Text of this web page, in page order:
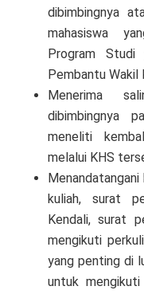
dibimbingnya
mahasiswa
Program Studi
Pembantu Wakil
Menerima
dibimbingnya
meneliti
melalui KHS
kuliah, surat
Kendali, surat
mengikuti
yang penting di
untuk